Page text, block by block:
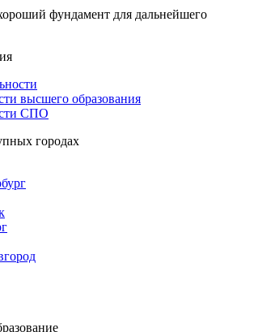
фундамент для дальнейшего
высшего образования
СПО
городах